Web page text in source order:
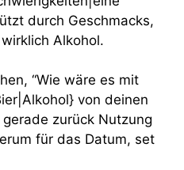
durch Geschmacks,
Alkohol.
“Wie wäre es mit
von deinen
zurück Nutzung
für das Datum, set